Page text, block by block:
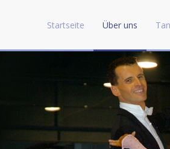
Startseite Über uns